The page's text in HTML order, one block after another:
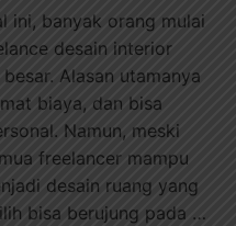
ini, banyak orang mulai
desain interior
Alasan utamanya
biaya, dan bisa
Namun, meski
freelancer mampu
desain ruang yang
bisa berujung pada …